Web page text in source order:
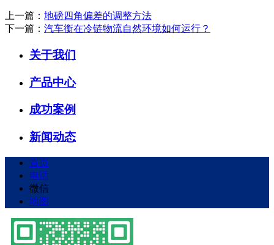
上一篇： 地磅四角偏差的调整方法
下一篇： 汽车衡在冷链物流自然环境如何运行？
关于我们
产品中心
成功案例
新闻动态
首页
电话
微信
地图